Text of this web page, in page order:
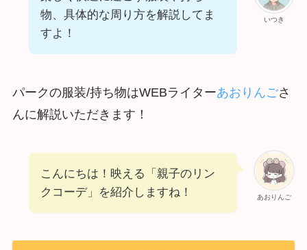
いつき
物、具体的な周り方を解説してま
すよ！
パークの服装/持ち物はWEBライターあおりんごさ
んに解説いただきます！
あおりんご
こんにちは！映える「親子のリン
クコーデ」を紹介しますね！